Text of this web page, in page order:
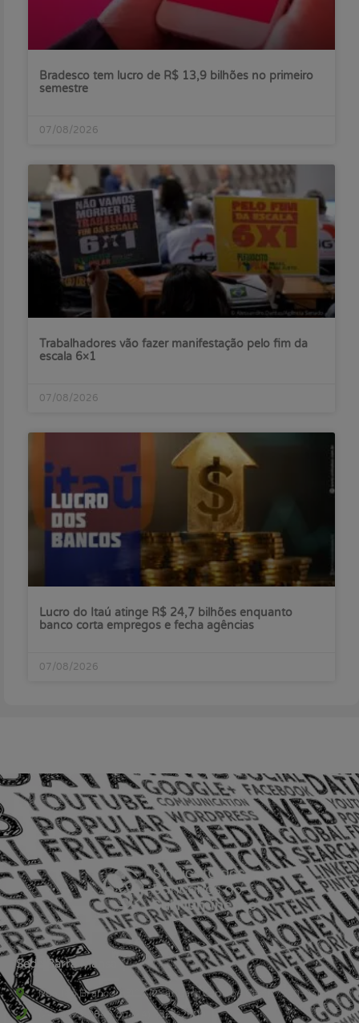
Bradesco tem lucro de R$ 13,9 bilhões no primeiro
semestre
07/08/2026
Trabalhadores vão fazer manifestação pelo fim da
escala 6×1
07/08/2026
Lucro do Itaú atinge R$ 24,7 bilhões enquanto
banco corta empregos e fecha agências
07/08/2026
Sede Barra Mansa
Rua Rio Branco, nº107 (2º andar), Centro - Cep: 27.330-030
(24) 3323-2848 ou (24) 3323-2500